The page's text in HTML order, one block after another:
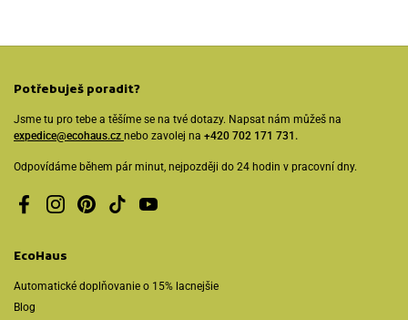
Potřebuješ poradit?
Jsme tu pro tebe a těšíme se na tvé dotazy. Napsat nám můžeš na
expedice@ecohaus.cz nebo zavolej na +420 702 171 731.
Odpovídáme během pár minut, nejpozději do 24 hodin v pracovní dny.
FacebookInstagramPinterestTikTokYouTube
EcoHaus
Automatické doplňovanie o 15% lacnejšie
Blog